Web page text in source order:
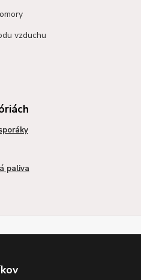
vzduchu
paliva